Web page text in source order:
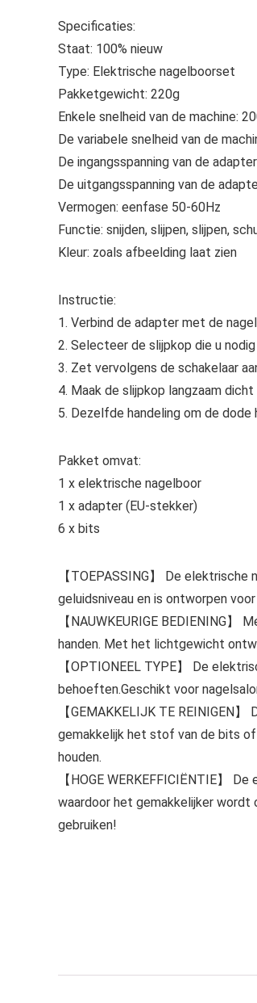
Specificaties:
Staat: 100% nieuw
Type: Elektrische nagelboorset
Pakketgewicht: 220g
Enkele snelheid van de machine:
De variabele snelheid van de
De ingangsspanning van de
De uitgangsspanning van de
Vermogen: eenfase 50-60Hz
Functie: snijden, slijpen, slijpen,
Kleur: zoals afbeelding laat zien
Instructie:
1. Verbind de adapter met de
2. Selecteer de slijpkop die u
3. Zet vervolgens de schakelaar
4. Maak de slijpkop langzaam
5. Dezelfde handeling om de
Pakket omvat:
1 x elektrische nagelboor
1 x adapter (EU-stekker)
6 x bits
【TOEPASSING】 De
geluidsniveau en is ontworpen
【NAUWKEURIGE BEDIENING
handen. Met het lichtgewicht
【OPTIONEEL TYPE】 De
behoeften.Geschikt voor
【GEMAKKELIJK TE REINIGEN
gemakkelijk het stof van de bits of
houden.
【HOGE WERKEFFICIËNTIE】
waardoor het gemakkelijker wordt
gebruiken!